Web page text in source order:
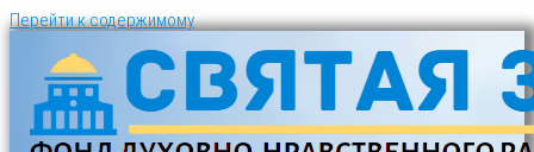
Перейти к содержимому